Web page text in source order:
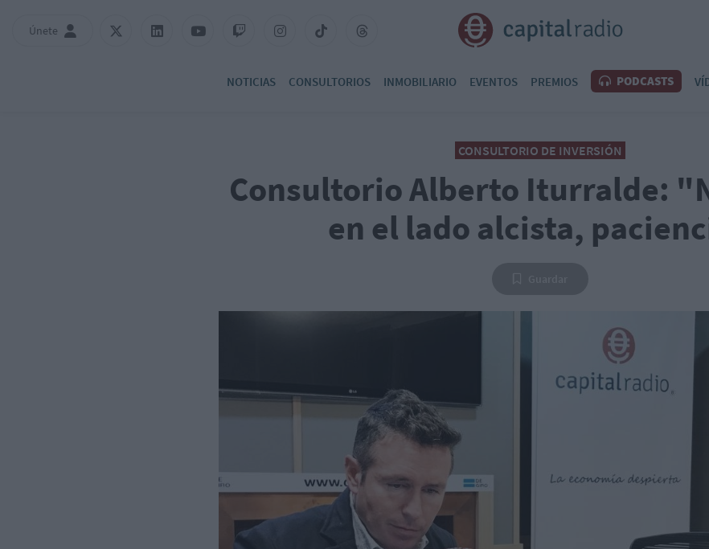
Únete
NOTICIAS CONSULTORIOS INMOBILIARIO EVENTOS PREMIOS PODCASTS
CONSULTORIO DE INVERSIÓN
Consultorio Alberto Iturralde:
en el lado alcista,